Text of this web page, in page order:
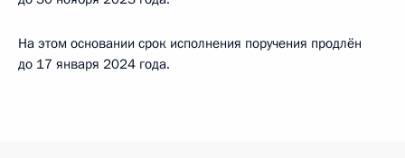
На этом основании срок исполнения поручения продлён
до 17 января 2024 года.